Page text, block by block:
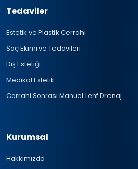
Tedaviler
Estetik ve Plastik Cerrahi
Saç Ekimi ve Tedavileri
Diş Estetiği
Medikal Estetik
Cerrahi Sonrası Manuel Lenf Drenaj
Kurumsal
Hakkımızda